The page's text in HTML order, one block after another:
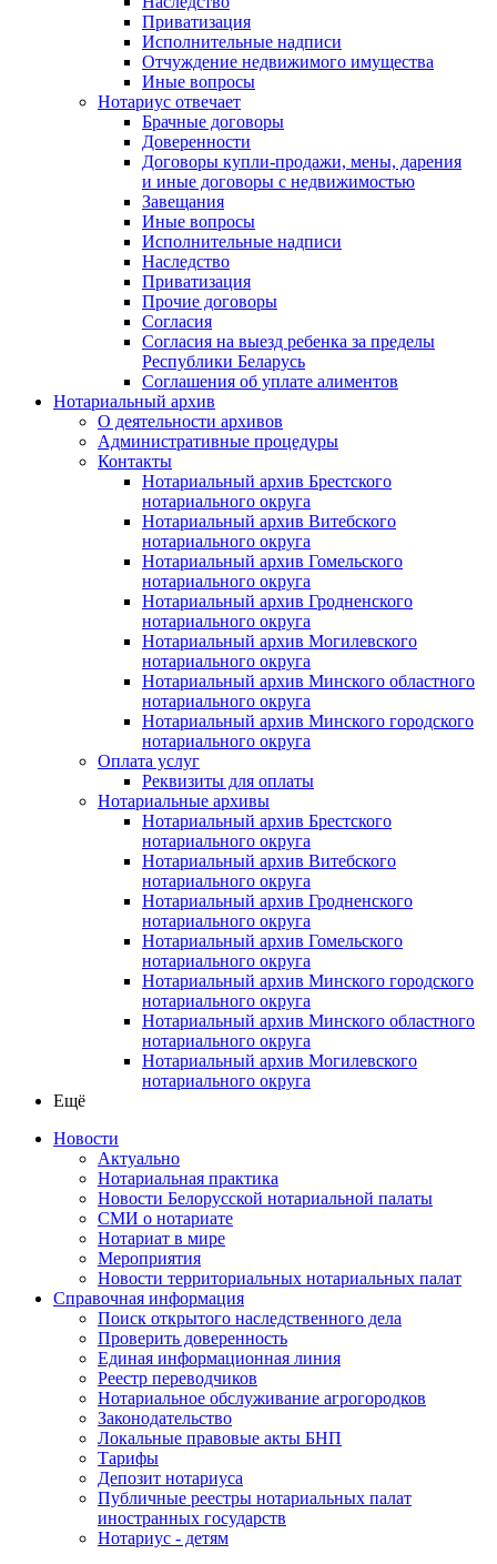
Приватизация
Исполнительные надписи
Отчуждение недвижимого имущества
Иные вопросы
Нотариус отвечает
Брачные договоры
Доверенности
Договоры купли-продажи, мены, дарения
и иные договоры с недвижимостью
Завещания
Иные вопросы
Исполнительные надписи
Наследство
Приватизация
Прочие договоры
Согласия
Согласия на выезд ребенка за пределы
Республики Беларусь
Соглашения об уплате алиментов
Нотариальный архив
О деятельности архивов
Административные процедуры
Контакты
Нотариальный архив Брестского
нотариального округа
Нотариальный архив Витебского
нотариального округа
Нотариальный архив Гомельского
нотариального округа
Нотариальный архив Гродненского
нотариального округа
Нотариальный архив Могилевского
нотариального округа
Нотариальный архив Минского областного
нотариального округа
Нотариальный архив Минского городского
нотариального округа
Оплата услуг
Реквизиты для оплаты
Нотариальные архивы
Нотариальный архив Брестского
нотариального округа
Нотариальный архив Витебского
нотариального округа
Нотариальный архив Гродненского
нотариального округа
Нотариальный архив Гомельского
нотариального округа
Нотариальный архив Минского городского
нотариального округа
Нотариальный архив Минского областного
нотариального округа
Нотариальный архив Могилевского
нотариального округа
Ещё
Новости
Актуально
Нотариальная практика
Новости Белорусской нотариальной палаты
СМИ о нотариате
Нотариат в мире
Мероприятия
Новости территориальных нотариальных палат
Справочная информация
Поиск открытого наследственного дела
Проверить доверенность
Единая информационная линия
Реестр переводчиков
Нотариальное обслуживание агрогородков
Законодательство
Локальные правовые акты БНП
Тарифы
Депозит нотариуса
Публичные реестры нотариальных палат
иностранных государств
Нотариус - детям